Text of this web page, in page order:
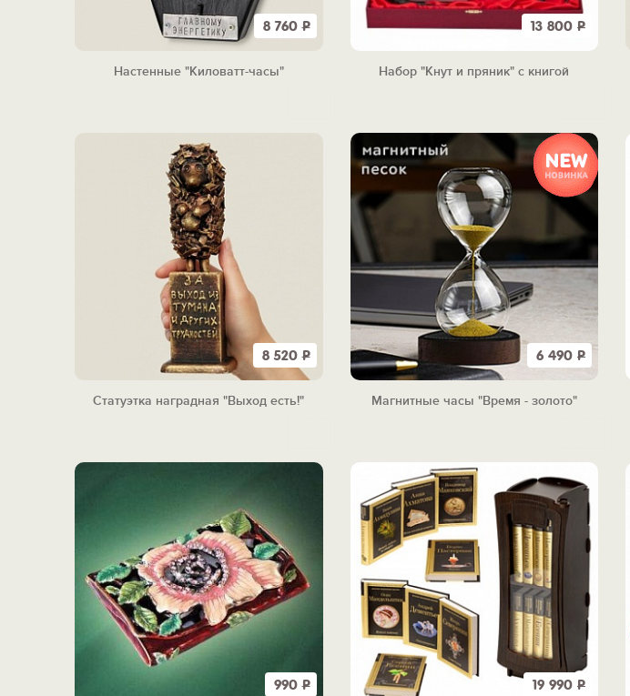
8 760Р
Настенные "Киловатт-часы"
13 800 Р
Набор "Кнут и пряник" с книгой
8 520Р
Статуэтка наградная "Выход есть!"
6 490 Р
Магнитные часы "Время - золото"
990Р 19 990 Р